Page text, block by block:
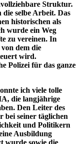
Struktur.
selbe Arbeit. Das
historischen als
wurde ein Weg
zu vereinen. In
dem die
wird.
Polizei für das ganze
ich viele tolle
die langjährige
Den Leiter des
bei seiner täglichen
und Politikern
Ausbildung
wurde sowie die